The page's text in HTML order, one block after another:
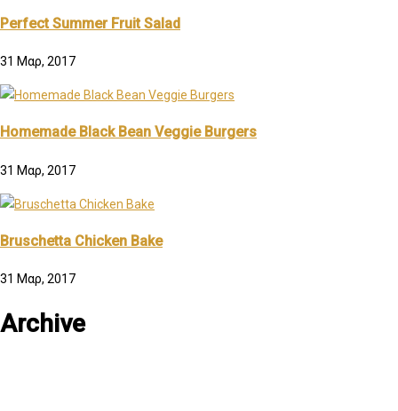
Perfect Summer Fruit Salad
31 Μαρ, 2017
Homemade Black Bean Veggie Burgers
31 Μαρ, 2017
Bruschetta Chicken Bake
31 Μαρ, 2017
Archive